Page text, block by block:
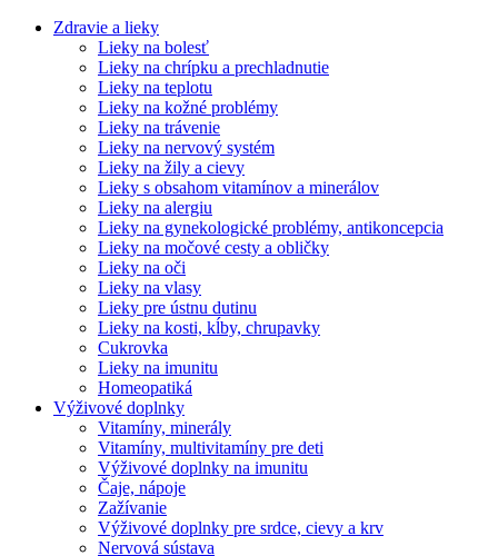
Zdravie a lieky
Lieky na bolesť
Lieky na chrípku a prechladnutie
Lieky na teplotu
Lieky na kožné problémy
Lieky na trávenie
Lieky na nervový systém
Lieky na žily a cievy
Lieky s obsahom vitamínov a minerálov
Lieky na alergiu
Lieky na gynekologické problémy, antikoncepcia
Lieky na močové cesty a obličky
Lieky na oči
Lieky na vlasy
Lieky pre ústnu dutinu
Lieky na kosti, kĺby, chrupavky
Cukrovka
Lieky na imunitu
Homeopatiká
Výživové doplnky
Vitamíny, minerály
Vitamíny, multivitamíny pre deti
Výživové doplnky na imunitu
Čaje, nápoje
Zažívanie
Výživové doplnky pre srdce, cievy a krv
Nervová sústava